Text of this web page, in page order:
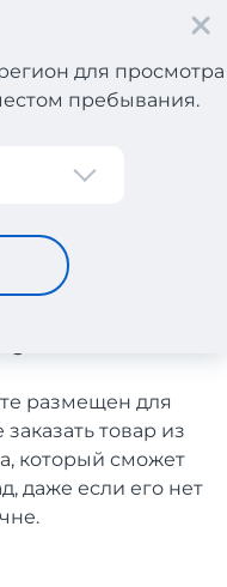
для просмотра
пребывания.
с доставкой в Украину
из
в
размещен для
товар из
который сможет
даже если его нет